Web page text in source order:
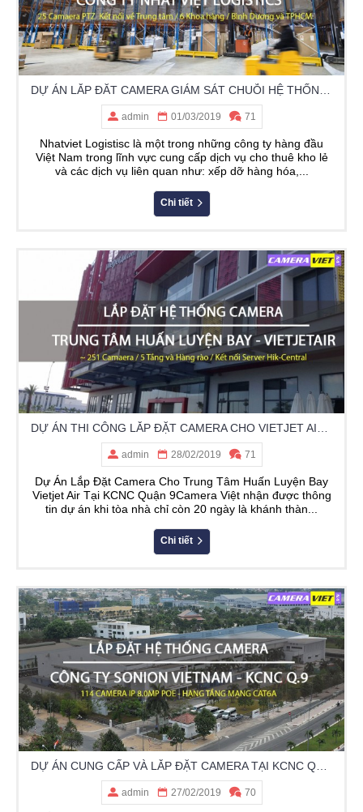
admin 01/03/2019 71
Nhatviet Logistisc là một trong những công ty hàng đầu
Việt Nam trong lĩnh vực cung cấp dịch vụ cho thuê kho lẻ
và các dịch vụ liên quan như: xếp dỡ hàng hóa,...
Chi tiết
admin 28/02/2019 71
Dự Án Lắp Đặt Camera Cho Trung Tâm Huấn Luyện Bay
Vietjet Air Tại KCNC Quận 9Camera Việt nhận được thông
tin dự án khi tòa nhà chỉ còn 20 ngày là khánh thàn...
Chi tiết
admin 27/02/2019 70